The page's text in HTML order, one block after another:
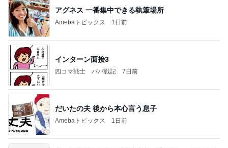
アグネス 一番集中できる執筆場所
Amebaトピックス 1日前
インターン面接3
四コマ戦士 パパ戦記 7日前
だいたの夫 後から本心言う息子
Amebaトピックス 1日前